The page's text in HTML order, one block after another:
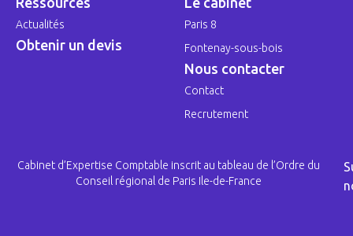
Actualités
Obtenir un devis
Paris 8
Fontenay-sous-bois
Nous contacter
Contact
Recrutement
Cabinet d’Expertise Comptable inscrit au tableau de l’Ordre du
Conseil régional de Paris Ile-de-France